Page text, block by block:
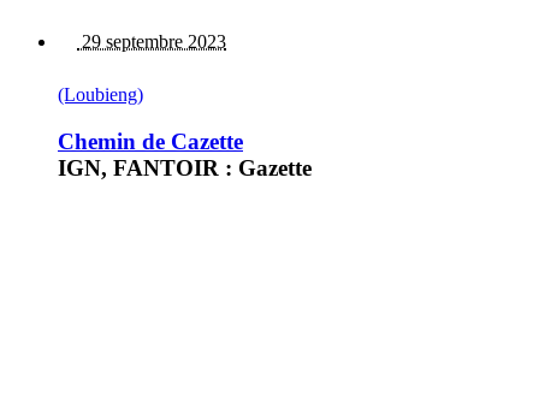
29 septembre 2023
(Loubieng)
Chemin de Cazette
IGN, FANTOIR : Gazette